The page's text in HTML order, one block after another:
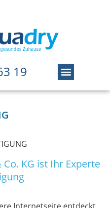
19
KG ist Ihr Experte